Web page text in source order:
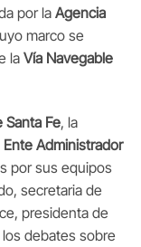
por laAgencia
marco se
la Vía Navegable
Fe, la
Ente Administrador
por sus equipos
secretaria de
presidenta de
debates sobre